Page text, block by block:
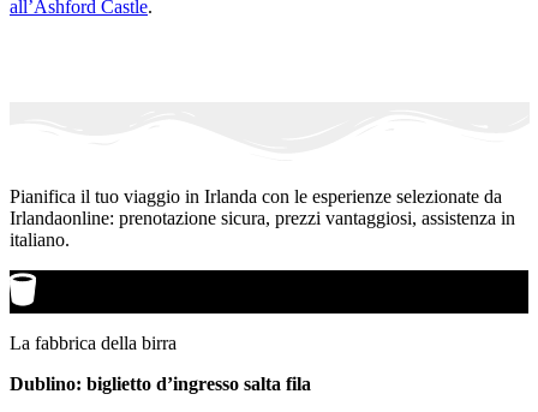
all’Ashford Castle.
Pianifica il tuo viaggio in Irlanda con le esperienze selezionate da
Irlandaonline: prenotazione sicura, prezzi vantaggiosi, assistenza in
italiano.
La fabbrica della birra
Dublino: biglietto d’ingresso salta fila